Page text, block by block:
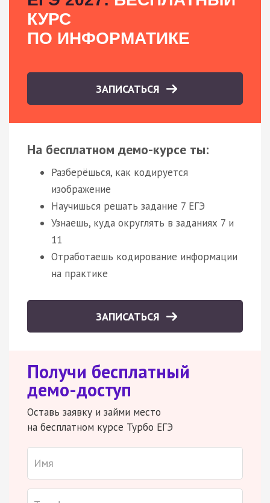
КУРС
ПО ИНФОРМАТИКЕ
ЗАПИСАТЬСЯ
На бесплатном демо-курсе ты:
Разберёшься, как кодируется
изображение
Научишься решать задание 7 ЕГЭ
Узнаешь, куда округлять в заданиях 7 и
11
Отработаешь кодирование информации
на практике
ЗАПИСАТЬСЯ
Получи бесплатный
демо-доступ
Оставь заявку и займи место
на бесплатном курсе Турбо ЕГЭ